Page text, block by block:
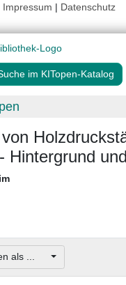
Impressum | Datenschutz
im KITopen-Katalog
Hintergrund
als ...